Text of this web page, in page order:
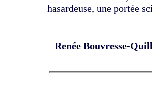
hasardeuse, une portée
Renée Bouvresse-